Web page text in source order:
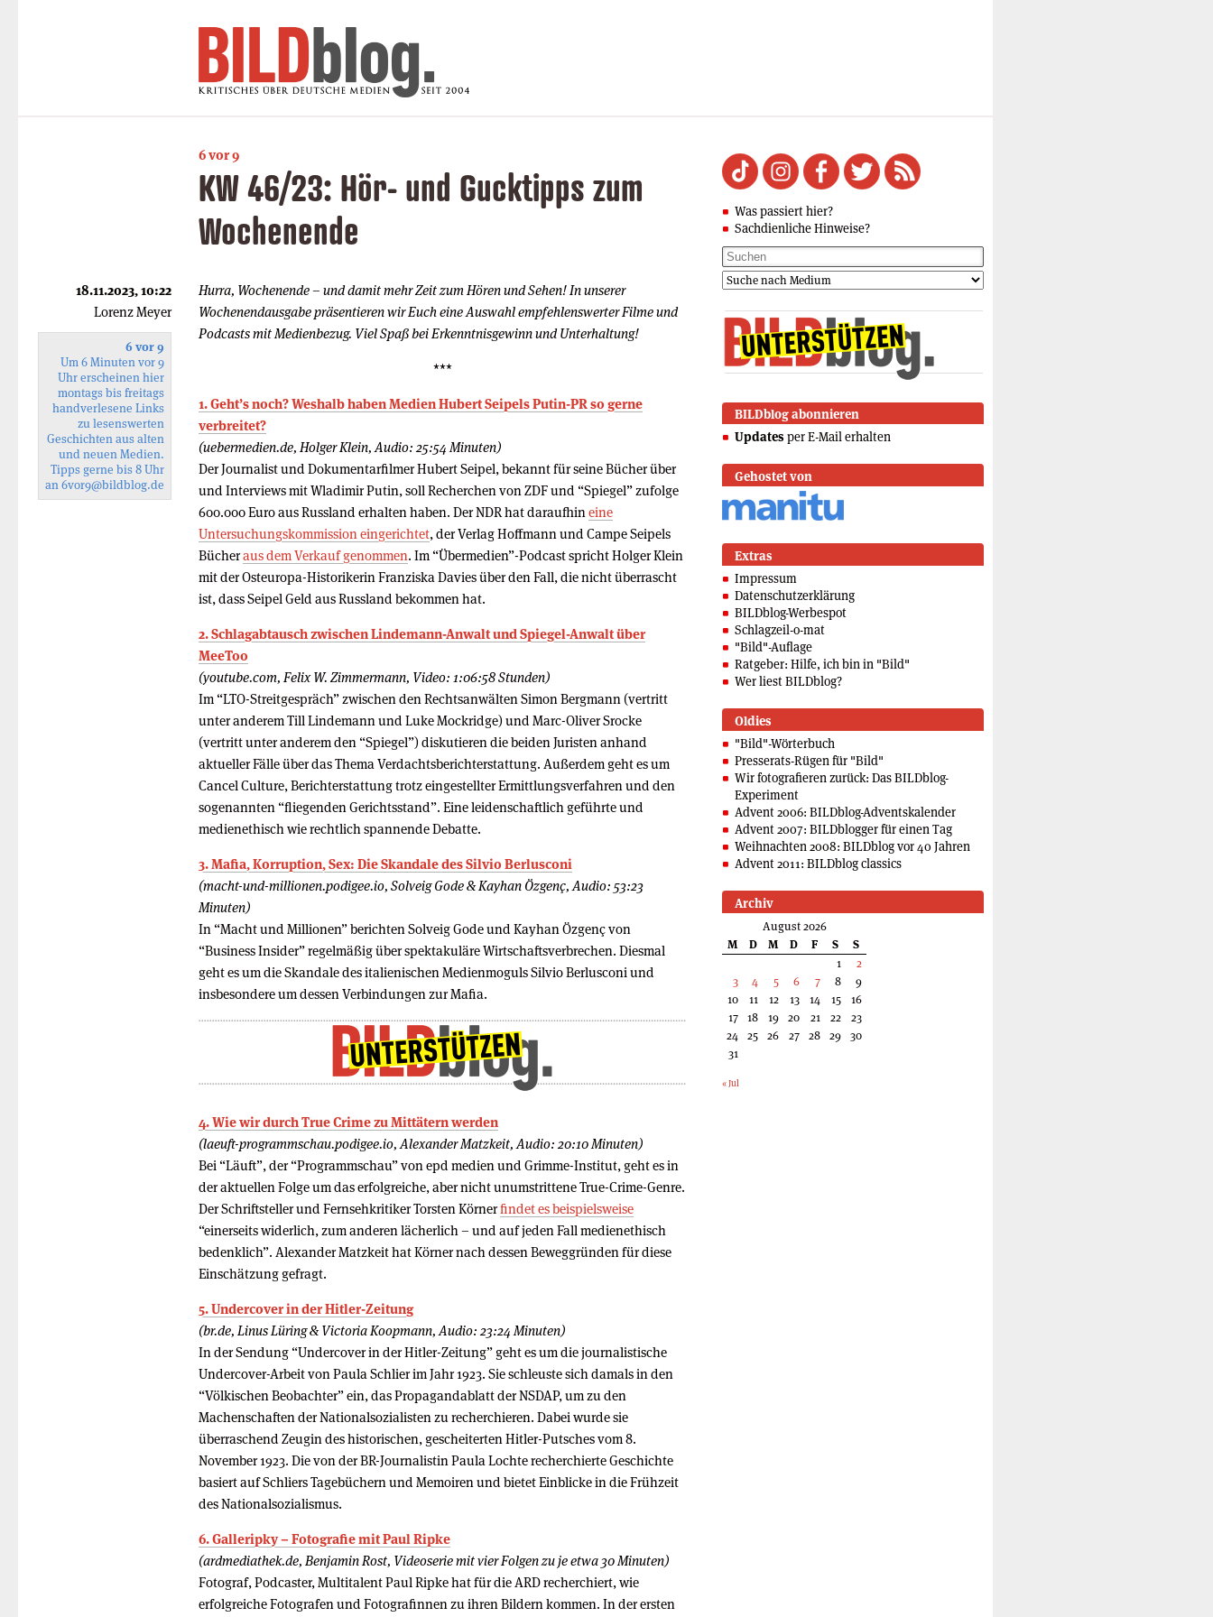
6 vor 9
KW 46/23: Hör- und Gucktipps zum
Wochenende
Hurra, Wochenende – und damit mehr Zeit zum Hören und Sehen! In unserer
Wochenendausgabe präsentieren wir Euch eine Auswahl empfehlenswerter Filme und
Podcasts mit Medienbezug. Viel Spaß bei Erkenntnisgewinn und Unterhaltung!
***
1. Geht’s noch? Weshalb haben Medien Hubert Seipels Putin-PR so gerne
verbreitet?
(uebermedien.de, Holger Klein, Audio: 25:54 Minuten)
Der Journalist und Dokumentarfilmer Hubert Seipel, bekannt für seine Bücher über
und Interviews mit Wladimir Putin, soll Recherchen von ZDF und “Spiegel” zufolge
600.000 Euro aus Russland erhalten haben. Der NDR hat daraufhin eine
Untersuchungskommission eingerichtet, der Verlag Hoffmann und Campe Seipels
Bücheraus dem Verkauf genommen. Im “Übermedien”-Podcast spricht Holger Klein
mit der Osteuropa-Historikerin Franziska Davies über den Fall, die nicht überrascht
ist, dass Seipel Geld aus Russland bekommen hat.
2. Schlagabtausch zwischen Lindemann-Anwalt und Spiegel-Anwalt über
MeeToo
(youtube.com, Felix W. Zimmermann, Video: 1:06:58 Stunden)
Im “LTO-Streitgespräch” zwischen den Rechtsanwälten Simon Bergmann (vertritt
unter anderem Till Lindemann und Luke Mockridge) und Marc-Oliver Srocke
(vertritt unter anderem den “Spiegel”) diskutieren die beiden Juristen anhand
aktueller Fälle über das Thema Verdachtsberichterstattung. Außerdem geht es um
Cancel Culture, Berichterstattung trotz eingestellter Ermittlungsverfahren und den
sogenannten “fliegenden Gerichtsstand”. Eine leidenschaftlich geführte und
medienethisch wie rechtlich spannende Debatte.
3. Mafia, Korruption, Sex: Die Skandale des Silvio Berlusconi
(macht-und-millionen.podigee.io, Solveig Gode & Kayhan Özgenç, Audio: 53:23
Minuten)
In “Macht und Millionen” berichten Solveig Gode und Kayhan Özgenç von
“Business Insider” regelmäßig über spektakuläre Wirtschaftsverbrechen. Diesmal
geht es um die Skandale des italienischen Medienmoguls Silvio Berlusconi und
insbesondere um dessen Verbindungen zur Mafia.
4. Wie wir durch True Crime zu Mittätern werden
(laeuft-programmschau.podigee.io, Alexander Matzkeit, Audio: 20:10 Minuten)
Bei “Läuft”, der “Programmschau” von epd medien und Grimme-Institut, geht es in
der aktuellen Folge um das erfolgreiche, aber nicht unumstrittene True-Crime-Genre.
Der Schriftsteller und Fernsehkritiker Torsten Körnerfindet es beispielsweise
“einerseits widerlich, zum anderen lächerlich – und auf jeden Fall medienethisch
bedenklich”. Alexander Matzkeit hat Körner nach dessen Beweggründen für diese
Einschätzung gefragt.
5. Undercover in der Hitler-Zeitung
(br.de, Linus Lüring & Victoria Koopmann, Audio: 23:24 Minuten)
In der Sendung “Undercover in der Hitler-Zeitung” geht es um die journalistische
Undercover-Arbeit von Paula Schlier im Jahr 1923. Sie schleuste sich damals in den
“Völkischen Beobachter” ein, das Propagandablatt der NSDAP, um zu den
Machenschaften der Nationalsozialisten zu recherchieren. Dabei wurde sie
überraschend Zeugin des historischen, gescheiterten Hitler-Putsches vom 8.
November 1923. Die von der BR-Journalistin Paula Lochte recherchierte Geschichte
basiert auf Schliers Tagebüchern und Memoiren und bietet Einblicke in die Frühzeit
des Nationalsozialismus.
6. Galleripky – Fotografie mit Paul Ripke
(ardmediathek.de, Benjamin Rost, Videoserie mit vier Folgen zu je etwa 30 Minuten)
Fotograf, Podcaster, Multitalent Paul Ripke hat für die ARD recherchiert, wie
erfolgreiche Fotografen und Fotografinnen zu ihren Bildern kommen. In der ersten
18.11.2023, 10:22
Lorenz Meyer
6 vor 9
Um 6 Minuten vor 9
Uhr erscheinen hier
montags bis freitags
handverlesene Links
zu lesenswerten
Geschichten aus alten
und neuen Medien.
Tipps gerne bis 8 Uhr
an6vor9@bildblog.de
Was passiert hier?
Sachdienliche Hinweise?
BILDblog abonnieren
Updates per E-Mail erhalten
Gehostet von
Extras
Impressum
Datenschutzerklärung
BILDblog-Werbespot
Schlagzeil-o-mat
"Bild"-Auflage
Ratgeber: Hilfe, ich bin in "Bild"
Wer liest BILDblog?
Oldies
"Bild"-Wörterbuch
Presserats-Rügen für "Bild"
Wir fotografieren zurück: Das BILDblog-
Experiment
Advent 2006: BILDblog-Adventskalender
Advent 2007: BILDblogger für einen Tag
Weihnachten 2008: BILDblog vor 40 Jahren
Advent 2011: BILDblog classics
Archiv
August 2026
M
D M D F S
S
1
2
3
4 5 6 7 8
9
10
11 12 13 14 15
16
17 18 19 20 21 22
23
24 25 26 27 28 29 30
31
« Jul